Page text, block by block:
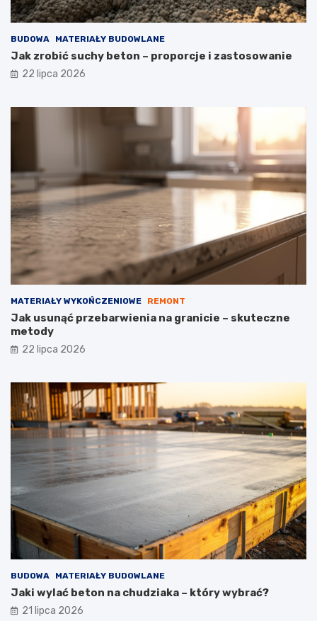
BUDOWA MATERIAŁY BUDOWLANE
Jak zrobić suchy beton – proporcje i zastosowanie
22 lipca 2026
MATERIAŁY WYKOŃCZENIOWE REMONT
Jak usunąć przebarwienia na granicie – skuteczne
metody
22 lipca 2026
BUDOWA MATERIAŁY BUDOWLANE
Jaki wylać beton na chudziaka – który wybrać?
21 lipca 2026